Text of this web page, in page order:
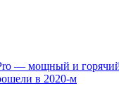
— мощный и горячий
в 2020-м